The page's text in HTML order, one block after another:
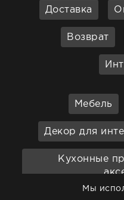
Доставка
Возврат
Мебель
Декор для
Кухонные
Мы